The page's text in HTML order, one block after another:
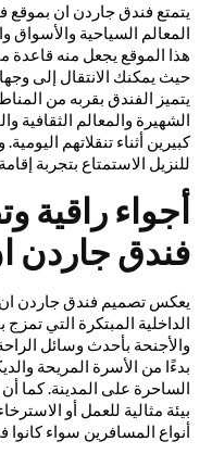
يتمتع فندق جاردن ان بموقع
المعالم السياحية والأسواق
هذا الموقع يجعل منه قاعدة
حيث يمكنك الانتقال إلى
يتميز الفندق بقربه من
الشهيرة والمعالم الثقافية
كبيرين أثناء تنقلاتهم
للنزيل الاستمتاع بتجربة
أجواء
فندق جاردن
يعكس تصميم فندق جاردن ان
الداخلية المبتكرة التي تمزج
والأجنحة بأحدث وسائل
بدءًا من الأسرة المريحة
الساحرة على المدينة. كما
بيئة مثالية للعمل أو
أنواع المسافرين سواء كانوا